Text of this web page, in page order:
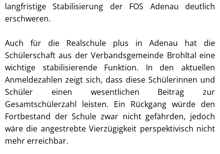
langfristige Stabilisierung der FOS Adenau deutlich
erschweren.
Auch für die Realschule plus in Adenau hat die
Schülerschaft aus der Verbandsgemeinde Brohltal eine
wichtige stabilisierende Funktion. In den aktuellen
Anmeldezahlen zeigt sich, dass diese Schülerinnen und
Schüler einen wesentlichen Beitrag zur
Gesamtschülerzahl leisten. Ein Rückgang würde den
Fortbestand der Schule zwar nicht gefährden, jedoch
wäre die angestrebte Vierzügigkeit perspektivisch nicht
mehr erreichbar.